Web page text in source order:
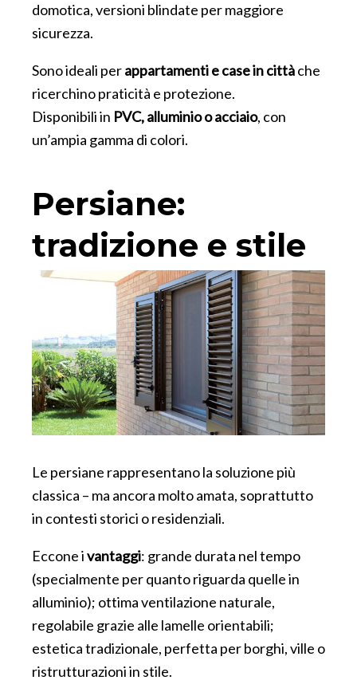
domotica, versioni blindate per maggiore
sicurezza.
Sono ideali perappartamenti e case in cittàche
ricerchino praticità e protezione.
Disponibili in PVC, alluminio o acciaio, con
un’ampia gamma di colori.
Persiane:
tradizione e stile
Le persiane rappresentano la soluzione più
classica – ma ancora molto amata, soprattutto
in contesti storici o residenziali.
Eccone ivantaggi: grande durata nel tempo
(specialmente per quanto riguarda quelle in
alluminio); ottima ventilazione naturale,
regolabile grazie alle lamelle orientabili;
estetica tradizionale, perfetta per borghi, ville o
ristrutturazioni in stile.